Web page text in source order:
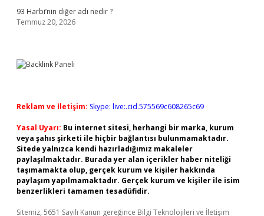
93 Harbi’nin diğer adı nedir ?
Temmuz 20, 2026
Reklam ve İletişim: Skype: live:.cid.575569c608265c69
Yasal Uyarı: Bu internet sitesi, herhangi bir marka, kurum
veya şahıs şirketi ile hiçbir bağlantısı bulunmamaktadır.
Sitede yalnızca kendi hazırladığımız makaleler
paylaşılmaktadır. Burada yer alan içerikler haber niteliği
taşımamakta olup, gerçek kurum ve kişiler hakkında
paylaşım yapılmamaktadır. Gerçek kurum ve kişiler ile isim
benzerlikleri tamamen tesadüfidir.
Sitemiz, 5651 Sayılı Kanun gereğince Bilgi Teknolojileri ve İletişim